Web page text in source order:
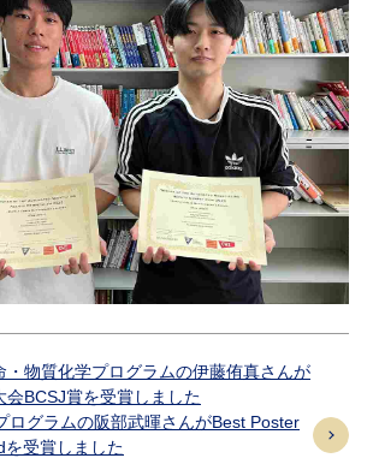
・物質化学プログラムの伊藤侑真さんが
会BCSJ賞を受賞しました
ログラムの阪部武暉さんがBest Poster
受賞しました